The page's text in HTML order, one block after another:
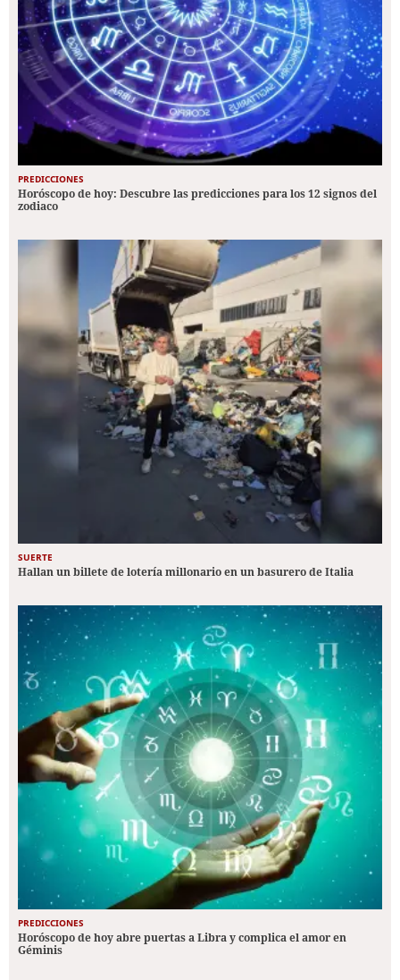
PREDICCIONES
Horóscopo de hoy: Descubre las predicciones para los 12 signos del
zodiaco
SUERTE
Hallan un billete de lotería millonario en un basurero de Italia
PREDICCIONES
Horóscopo de hoy abre puertas a Libra y complica el amor en
Géminis